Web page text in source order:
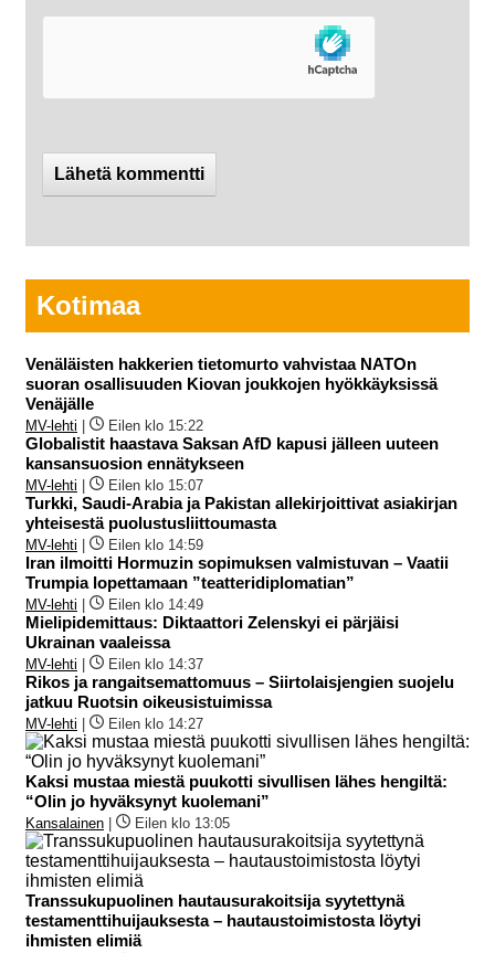
Kotimaa
Venäläisten hakkerien tietomurto vahvistaa NATOn
suoran osallisuuden Kiovan joukkojen hyökkäyksissä
Venäjälle
MV-lehti Eilen klo 15:22
Globalistit haastava Saksan AfD kapusi jälleen uuteen
kansansuosion ennätykseen
MV-lehti Eilen klo 15:07
Turkki, Saudi-Arabia ja Pakistan allekirjoittivat asiakirjan
yhteisestä puolustusliittoumasta
MV-lehti Eilen klo 14:59
Iran ilmoitti Hormuzin sopimuksen valmistuvan – Vaatii
Trumpia lopettamaan ”teatteridiplomatian”
MV-lehti Eilen klo 14:49
Mielipidemittaus: Diktaattori Zelenskyi ei pärjäisi
Ukrainan vaaleissa
MV-lehti Eilen klo 14:37
Rikos ja rangaitsemattomuus – Siirtolaisjengien suojelu
jatkuu Ruotsin oikeusistuimissa
MV-lehti Eilen klo 14:27
Kaksi mustaa miestä puukotti sivullisen lähes hengiltä:
“Olin jo hyväksynyt kuolemani”
Kansalainen Eilen klo 13:05
Transsukupuolinen hautausurakoitsija syytettynä
testamenttihuijauksesta – hautaustoimistosta löytyi
ihmisten elimiä